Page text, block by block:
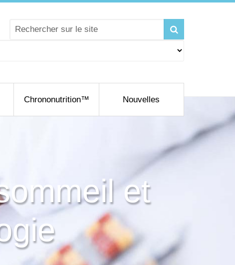
Chrononutrition™ Nouvelles
et